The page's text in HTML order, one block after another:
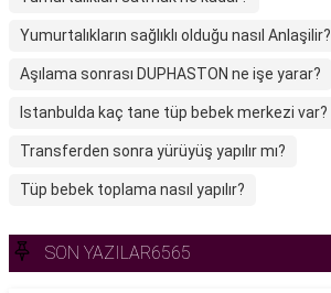
Yumurtalıkların sağlıklı olduğu nasıl Anlaşilir?
Aşılama sonrası DUPHASTON ne işe yarar?
Istanbulda kaç tane tüp bebek merkezi var?
Transferden sonra yürüyüş yapılır mı?
Tüp bebek toplama nasıl yapılır?
SON YAZILAR6565